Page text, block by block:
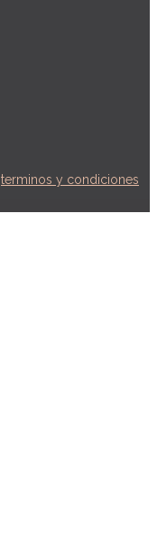
terminos y condiciones